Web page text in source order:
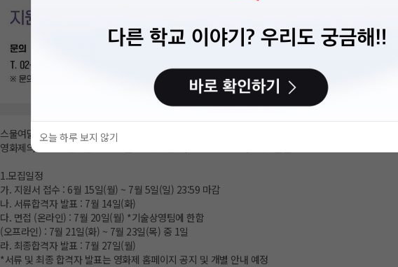
스물여덟 번째 서울국제여성영화제가 다가오는 8월 20일 ~ 8월 26일 개최됩니다.
영화제의 뜨거운 열기를 함께 나눌 “시우프렌즈(SIWFFRIENDS)” 여러분을 기다립니다.
1.모집일정
가. 지원서 접수 : 6월 15일(월) ~ 7월 5일(일) 23:59 마감
나. 서류합격자 발표 : 7월 14일(화)
다. 면접 (온라인) : 7월 20일(월) *기술상영팀에 한함
(오프라인) : 7월 21일(화) ~ 7월 23일(목) 중 1일
라. 최종합격자 발표 : 7월 27일(월)
*서류 및 최종 합격자 발표는 영화제 홈페이지 공지 및 개별 안내 예정
오늘 하루 보지 않기